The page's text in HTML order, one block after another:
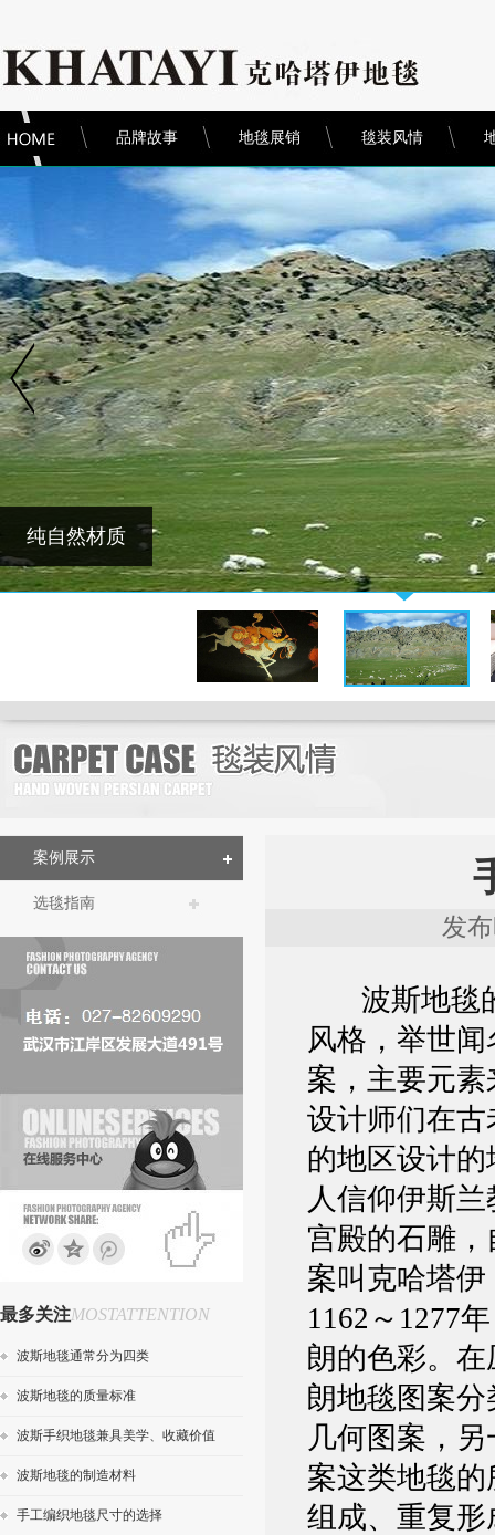
品牌故事 地毯展销 毯装风情
案例展示
选毯指南
最多关注MOSTATTENTION
波斯地毯通常分为四类
波斯地毯的质量标准
波斯手织地毯兼具美学、收藏价值
波斯地毯的制造材料
手工编织地毯尺寸的选择
发
波斯地毯
风格，举世
案，主要元
设计师们在
的地区设计
人信仰伊斯
宫殿的石雕
案叫克哈塔
1162～1277
朗的色彩。
朗地毯图案
几何图案，
案这类地毯
组成、重复